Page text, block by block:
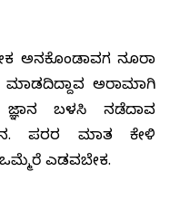
ಅನಕೊಂಡಾವಗ ನೂರಾ
ಅರಾಮಾಗಿ
ಜ್ಞಾನ ಬಳಸಿ ನಡೆದಾವ
ಪರರ ಮಾತ ಕೇಳಿ
ಎಡವಬೇಕ.